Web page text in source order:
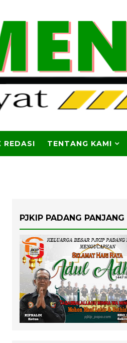
REDASI TENTANG KAMI
PJKIP PADANG PANJANG